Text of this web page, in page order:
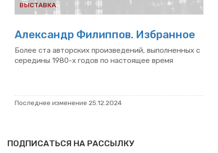
ВЫ­СТАВ­КА
Алек­сандр Фи­лип­пов. Из­бран­ное
Более ста ав­тор­ских про­из­ве­де­ний, вы­пол­нен­ных с
се­ре­ди­ны 1980-х годов по на­сто­я­щее время
По­след­нее из­ме­не­ние 25.12.2024
ПОДПИСАТЬСЯ НА РАССЫЛКУ